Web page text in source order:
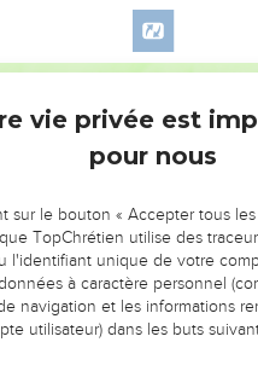
65
tu nous réponds par des
des hommes jusqu’aux
mer.
les montagnes par sa
des vagues et l’agitation
du monde, Les peuples
Tu fais tressaillir de
la terre, pour lui donner
! Les ruisseaux de
vie privée est
pour nous
sur le bouton « Accepter tous
TopChrétien utilise des
l'identifiant unique de votre
à caractère personnel
navigation et les informations
utilisateur) dans les buts